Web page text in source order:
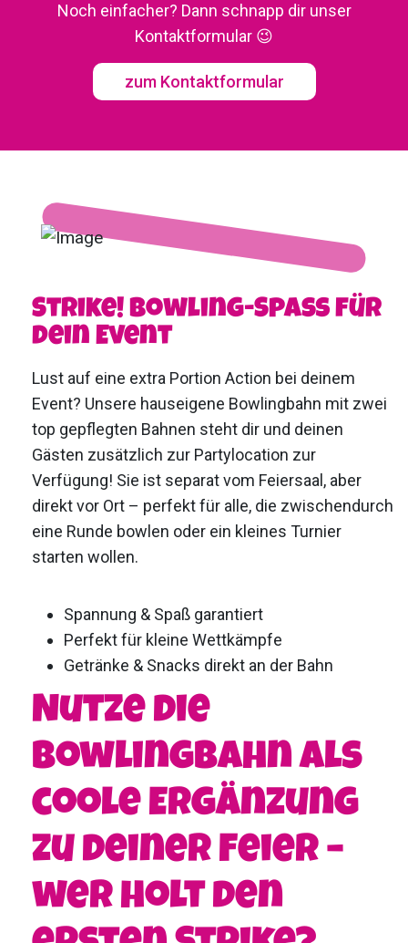
Noch einfacher? Dann schnapp dir unser
Kontaktformular 😉
zum Kontaktformular
Strike! Bowling-Spaß für
dein Event
Lust auf eine extra Portion Action bei deinem
Event? Unsere hauseigene Bowlingbahn mit zwei
top gepflegten Bahnen steht dir und deinen
Gästen zusätzlich zur Partylocation zur
Verfügung! Sie ist separat vom Feiersaal, aber
direkt vor Ort – perfekt für alle, die zwischendurch
eine Runde bowlen oder ein kleines Turnier
starten wollen.
Spannung & Spaß garantiert
Perfekt für kleine Wettkämpfe
Getränke & Snacks direkt an der Bahn
Nutze die
Bowlingbahn als
coole Ergänzung
zu deiner Feier –
wer holt den